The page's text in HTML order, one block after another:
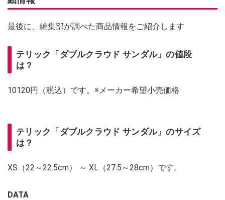
最後に、編集部が調べた商品情報をご紹介します
テリック「ダブルクラウド サンダル」の値段
は？
10120円（税込）です。※メーカー希望小売価格
テリック「ダブルクラウド サンダル」のサイズ
は？
XS（22～22.5cm） ～ XL（27.5～28cm）です。
DATA